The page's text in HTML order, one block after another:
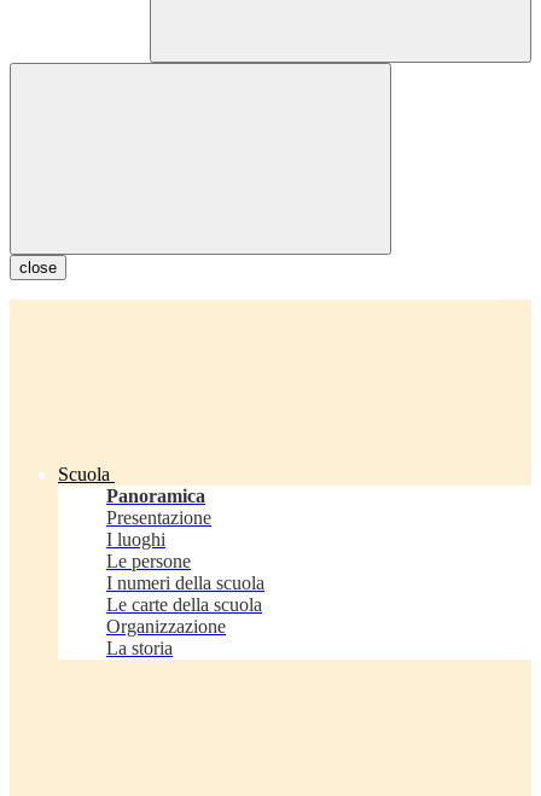
close
Scuola
Panoramica
Presentazione
I luoghi
Le persone
I numeri della scuola
Le carte della scuola
Organizzazione
La storia